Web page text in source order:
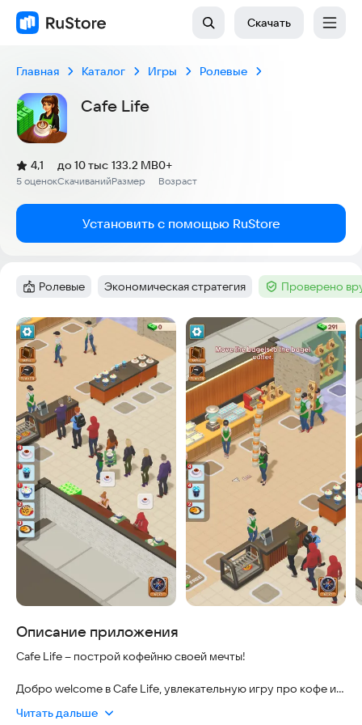
Скачать
Главная Каталог Игры Ролевые
Cafe Life
Рейтинг:
4,1
(
5 оценок
)
Скачиваний
до 10 тыс
Размер
133.2 MB
Возраст
0+
Установить с помощью RuStore
Категория:
Ролевые Тег:
Экономическая стратегия Тег :Проверено
Скриншоты
Описание приложения
Cafe Life – построй кофейню своей мечты!
Добро welcome в Cafe Life, увлекательную игру про кофе и
безопасно, работает без интернета и подходит для любых
Читать дальше